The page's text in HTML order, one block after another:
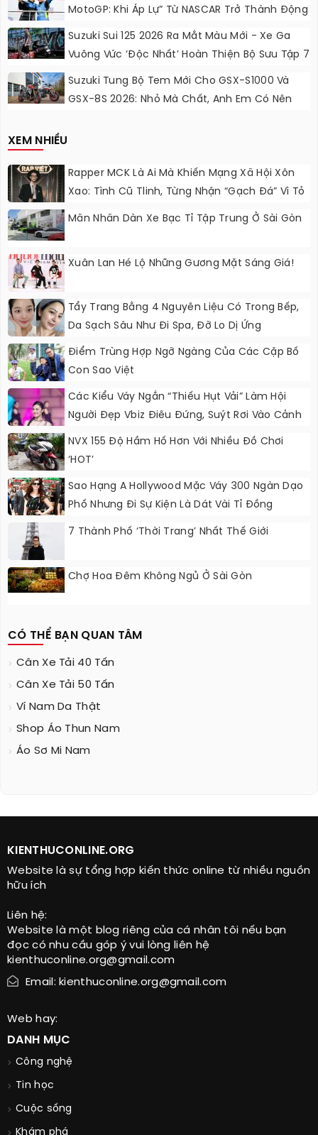
MotoGP: Khi Áp Lự” Từ NASCAR Trở Thành Động
Lực Ngọt Ngào
Suzuki Sui 125 2026 Ra Mắt Màu Mới - Xe Ga
Vuông Vức ‘độc Nhất’ Hoàn Thiện Bộ Sưu Tập 7
Sắc Cầu Vồng
Suzuki Tung Bộ Tem Mới Cho GSX-S1000 Và
GSX-8S 2026: Nhỏ Mà Chất, Anh Em Có Nên
XEM NHIỀU
Rapper MCK Là Ai Mà Khiến Mạng Xã Hội Xôn
Xao: Tình Cũ Tlinh, Từng Nhận “gạch Đá” Vì Tỏ
Thái Độ Với Trường Giang
Mãn Nhãn Dàn Xe Bạc Tỉ Tập Trung Ở Sài Gòn
Xuân Lan Hé Lộ Những Gương Mặt Sáng Giá!
Tẩy Trang Bằng 4 Nguyên Liệu Có Trong Bếp,
Da Sạch Sâu Như Đi Spa, Đỡ Lo Dị Ứng
Điểm Trùng Hợp Ngỡ Ngàng Của Các Cặp Bố
Con Sao Việt
Các Kiểu Váy Ngắn “thiếu Hụt Vải” Làm Hội
Người Đẹp Vbiz Điêu Đứng, Suýt Rơi Vào Cảnh
Nguy Hiểm
NVX 155 Độ Hầm Hố Hơn Với Nhiều Đồ Chơi
‘HOT’
Sao Hạng A Hollywood Mặc Váy 300 Ngàn Dạo
Phố Nhưng Đi Sự Kiện Là Dát Vài Tỉ Đồng
7 Thành Phố ‘thời Trang’ Nhất Thế Giới
Chợ Hoa Đêm Không Ngủ Ở Sài Gòn
CÓ THỂ BẠN QUAN TÂM
Cân Xe Tải 40 Tấn
Cân Xe Tải 50 Tấn
Ví Nam Da Thật
Shop Áo Thun Nam
Áo Sơ Mi Nam
KIENTHUCONLINE.ORG
Website là sự tổng hợp kiến thức online từ nhiều nguồn
hữu ích
Liên hệ:
Website là một blog riêng của cá nhân tôi nếu bạn
đọc có nhu cầu góp ý vui lòng liên hệ
kienthuconline.org@gmail.com
Email: kienthuconline.org@gmail.com
Web hay:
DANH MỤC
Công nghệ
Tin học
Cuộc sống
Khám phá